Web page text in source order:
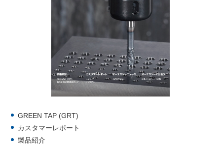
GREEN TAP (GRT)
カスタマーレポート
製品紹介